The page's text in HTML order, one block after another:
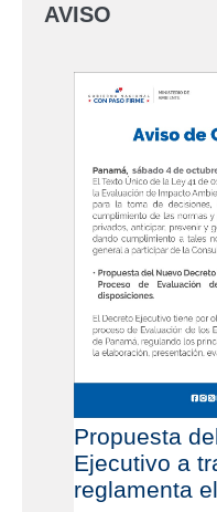
AVISO
Propuesta
Ejecutivo a
reglamenta